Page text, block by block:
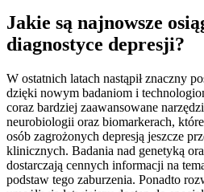
Jakie są najnowsze
diagnostyce depresji?
W ostatnich latach nastąpił znaczny
dzięki nowym badaniom i
coraz bardziej zaawansowane
neurobiologii oraz biomarkerach,
osób zagrożonych depresją jeszcze
klinicznych. Badania nad genetyką
dostarczają cennych informacji na
podstaw tego zaburzenia. Ponadto